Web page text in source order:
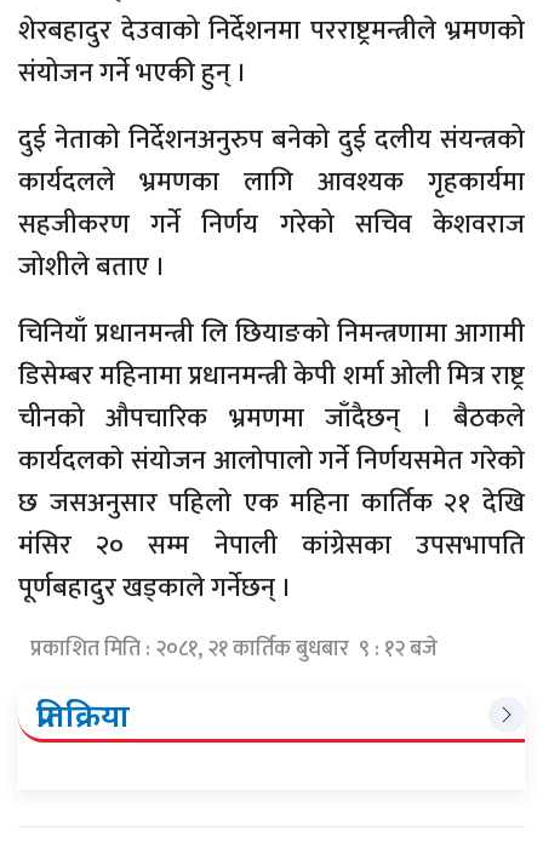
शेरबहादुर देउवाको निर्देशनमा परराष्ट्रमन्त्रीले भ्रमणको
संयोजन गर्ने भएकी हुन् ।
दुई नेताको निर्देशनअनुरुप बनेको दुई दलीय संयन्त्रको
कार्यदलले भ्रमणका लागि आवश्यक गृहकार्यमा
सहजीकरण गर्ने निर्णय गरेको सचिव केशवराज
जोशीले बताए ।
चिनियाँ प्रधानमन्त्री लि छियाङको निमन्त्रणामा आगामी
डिसेम्बर महिनामा प्रधानमन्त्री केपी शर्मा ओली मित्र राष्ट्र
चीनको औपचारिक भ्रमणमा जाँदैछन् । बैठकले
कार्यदलकाे संयाेजन आलाेपालाे गर्ने निर्णयसमेत गरेकाे
छ जसअनुसार पहिलाे एक महिना कार्तिक २१ देखि
मंसिर २० सम्म नेपाली कांग्रेसका उपसभापति
पूर्णबहादुर खड्काले गर्नेछन् ।
प्रकाशित मिति : २०८१, २१ कार्तिक बुधबार ९ : १२ बजे
प्रतिक्रिया